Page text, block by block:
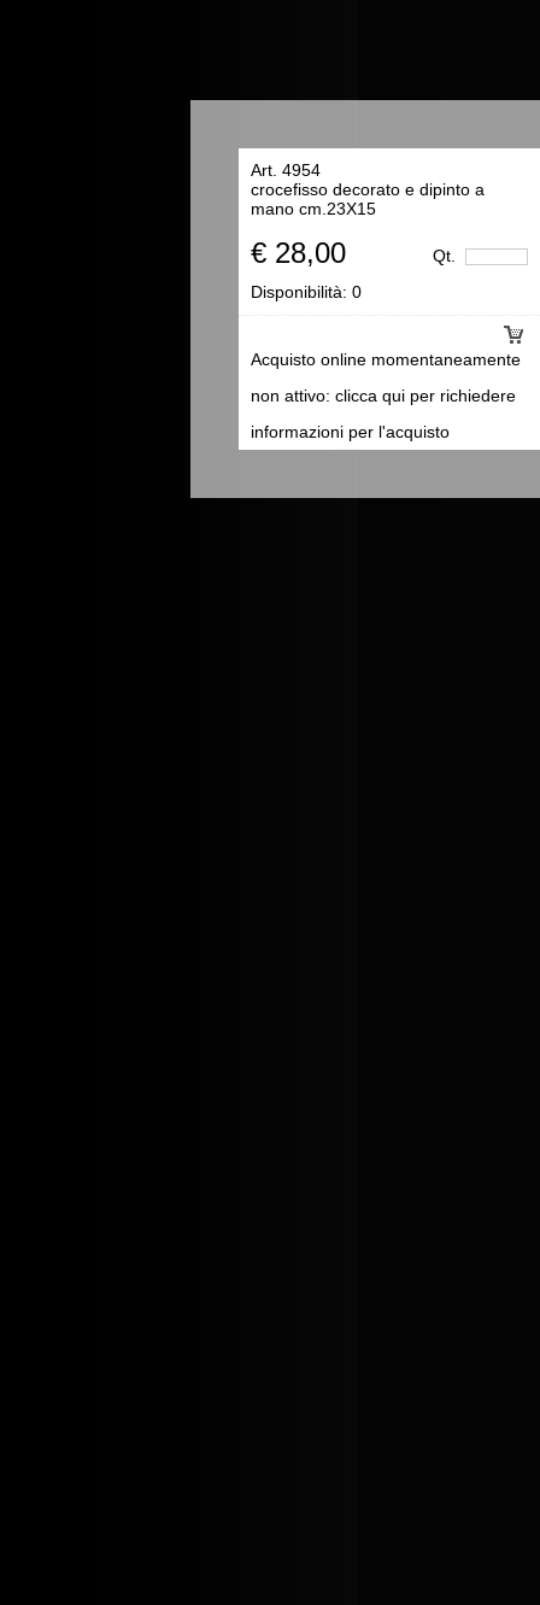
Art. 4954
crocefisso decorato e dipinto a
mano cm.23X15
€ 28,00 Qt.
Acquisto online momentaneamente
non attivo: clicca qui per richiedere
informazioni per l'acquisto
Disponibilità: 0